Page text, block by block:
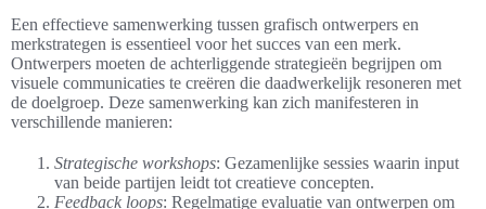
Een effectieve samenwerking tussen grafisch ontwerpers en
merkstrategen is essentieel voor het succes van een merk.
Ontwerpers moeten de achterliggende strategieën begrijpen om
visuele communicaties te creëren die daadwerkelijk resoneren met
de doelgroep. Deze samenwerking kan zich manifesteren in
verschillende manieren:
Strategische workshops: Gezamenlijke sessies waarin input
van beide partijen leidt tot creatieve concepten.
Feedback loops: Regelmatige evaluatie van ontwerpen om